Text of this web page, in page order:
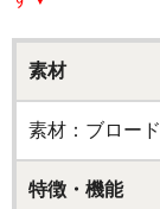
素材
素材：ブロー
特徴・機能